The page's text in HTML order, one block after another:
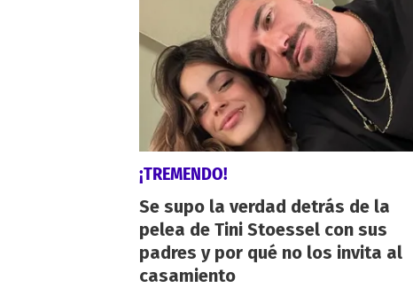
¡TREMENDO!
Se supo la verdad detrás de la
pelea de Tini Stoessel con sus
padres y por qué no los invita al
casamiento